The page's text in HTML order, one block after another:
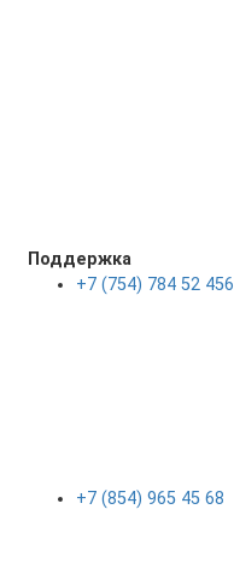
Поддержка
+7 (754) 784 52 456
+7 (854) 965 45 68